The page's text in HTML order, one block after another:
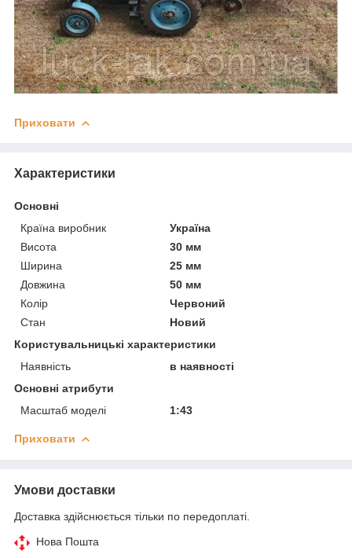
Приховати
Характеристики
Основні
Країна виробник
Україна
Висота
30 мм
Ширина
25 мм
Довжина
50 мм
Колір
Червоний
Стан
Новий
Користувальницькі характеристики
Наявність
в наявності
Основні атрибути
Масштаб моделі
1:43
Приховати
Умови доставки
Доставка здійснюється тільки по передоплаті.
Нова Пошта